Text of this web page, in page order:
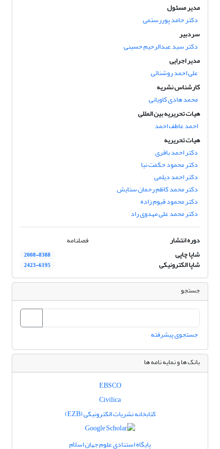
مدیر مسئول
دکتر حامد پوررستمی
سردبیر
دکتر سید عبدالرحیم حسینی
مدیر اجرایی
علی ‌احمد روشنائی
کارشناس نشریه
محمد هادی کاویانی
هیات تحریریه بین المللی
احمد عاطف احمد
هیات تحریریه
دکتر احمد باقری
دکتر محمود حکمت نیا
دکتر احمد دیلمی
دکتر محمد کاظم رحمان ستایش
دکتر محمود قیوم زاده
دکتر محمد علی مهدوی راد
دوره انتشار
فصلنامه
شاپا چاپی
2008-8388
شاپا الکترونیکی 2423-6195
جستجو
جستجوی پیشرفته
بانک ها و نمایه نامه ها
EBSCO
Civilica
کتابخانه نشریات الکترونیکی (EZB)
پایگاه استنادی علوم جهان اسلام